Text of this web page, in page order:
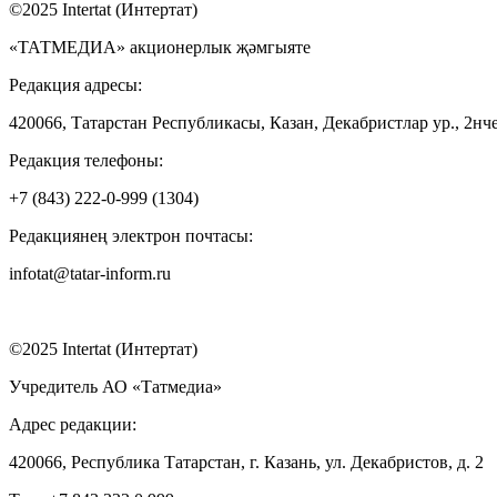
©2025 Intertat (Интертат)
«ТАТМЕДИА» акционерлык җәмгыяте
Редакция адресы:
420066, Татарстан Республикасы, Казан, Декабристлар ур.,
Редакция телефоны:
+7 (843) 222-0-999 (1304)
Редакциянең электрон почтасы:
infotat@tatar-inform.ru
©2025 Intertat (Интертат)
Учредитель АО «Татмедиа»
Адрес редакции:
420066, Республика Татарстан, г. Казань, ул. Декабристов, д. 2